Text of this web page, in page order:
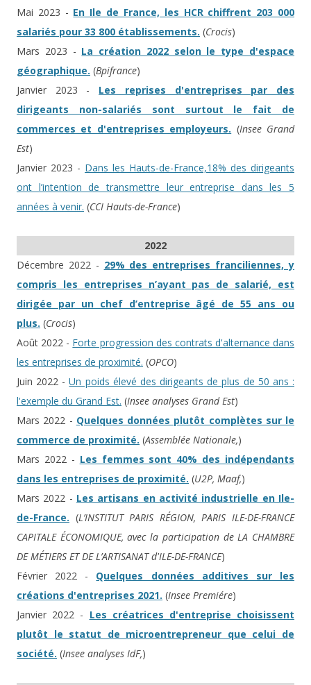
Mai 2023 - En Ile de France, les HCR chiffrent 203 000
salariés pour 33 800 établissements. (Crocis)
Mars 2023 - La création 2022 selon le type d'espace
géographique. (Bpifrance)
Janvier 2023 - Les reprises d'entreprises par des
dirigeants non-salariés sont surtout le fait de
commerces et d'entreprises employeurs. (Insee Grand
Est)
Janvier 2023 - Dans les Hauts-de-France,18% des dirigeants
ont l’intention de transmettre leur entreprise dans les 5
années à venir. (CCI Hauts-de-France)
2022
Décembre 2022 - 29% des entreprises franciliennes, y
compris les entreprises n’ayant pas de salarié, est
dirigée par un chef d’entreprise âgé de 55 ans ou
plus. (Crocis)
Août 2022 - Forte progression des contrats d'alternance dans
les entreprises de proximité. (OPCO)
Juin 2022 -Un poids élevé des dirigeants de plus de 50 ans :
l'exemple du Grand Est. (Insee analyses Grand Est)
Mars 2022 - Quelques données plutôt complètes sur le
commerce de proximité. (Assemblée Nationale,)
Mars 2022 - Les femmes sont 40% des indépendants
dans les entreprises de proximité. (U2P, Maaf,)
Mars 2022 - Les artisans en activité industrielle en Ile-
de-France. (L’INSTITUT PARIS RÉGION, PARIS ILE-DE-FRANCE
CAPITALE ÉCONOMIQUE, avec la participation de LA CHAMBRE
DE MÉTIERS ET DE L’ARTISANAT d'ILE-DE-FRANCE)
Février 2022 - Quelques données additives sur les
créations d'entreprises 2021. (Insee Premiére)
Janvier 2022 - Les créatrices d'entreprise choisissent
plutôt le statut de microentrepreneur que celui de
société. (Insee analyses IdF,)